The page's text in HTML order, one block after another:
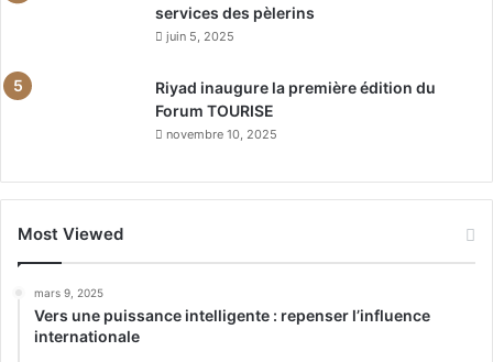
services des pèlerins
juin 5, 2025
Riyad inaugure la première édition du
Forum TOURISE
novembre 10, 2025
Most Viewed
mars 9, 2025
Vers une puissance intelligente : repenser l’influence
internationale